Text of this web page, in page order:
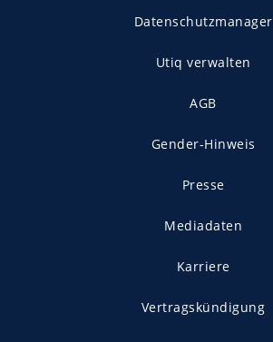
Datenschutzmanager
Utiq verwalten
AGB
Gender-Hinweis
Presse
Mediadaten
Karriere
Vertragskündigung